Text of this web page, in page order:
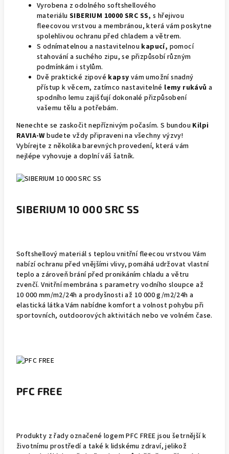
Vyrobena z odolného softshellového
materiálu SIBERIUM 10000 SRC SS, s hřejivou
fleecovou vrstvou a membránou, která vám poskytne
spolehlivou ochranu před chladem a větrem.
S odnímatelnou a nastavitelnou kapucí, pomocí
stahování a suchého zipu, se přizpůsobí různým
podmínkám i stylům.
Dvě praktické zipové kapsy vám umožní snadný
přístup k věcem, zatímco nastavitelné lemy rukávů a
spodního lemu zajišťují dokonalé přizpůsobení
vašemu tělu a potřebám.
Nenechte se zaskočit nepříznivým počasím. S bundou Kilpi
RAVIA-Wbudete vždy připraveni na všechny výzvy!
Vybírejte z několika barevných provedení, která vám
nejlépe vyhovuje a doplní váš šatník.
SIBERIUM 10 000 SRC SS
Softshellový materiál s teplou vnitřní fleecou vrstvou Vám
nabízí ochranu před vnějšími vlivy, pomáhá udržovat vlastní
teplo a zároveň brání před pronikáním chladu a větru
zvenčí. Vnitřní membrána s parametry vodního sloupce až
10 000 mm/m2/24h a prodyšnosti až 10 000 g/m2/24h a
elastická látka Vám nabídne komfort a volnost pohybu při
sportovních, outdoorových aktivitách nebo ve volném čase.
PFC FREE
Produkty z řady označené logem PFC FREE jsou šetrnější k
životnímu prostředí a také k lidskému zdraví, jelikož